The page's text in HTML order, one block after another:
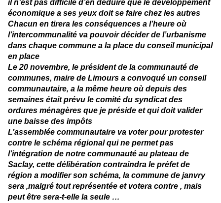
il n’est pas difficile d’en déduire que le développement
économique a ses yeux doit se faire chez les autres
Chacun en tirera les conséquences a l’heure où
l’intercommunalité va pouvoir décider de l’urbanisme
dans chaque commune a la place du conseil municipal
en place
Le 20 novembre, le président de la communauté de
communes, maire de Limours a convoqué un conseil
communautaire, a la même heure où depuis des
semaines était prévu le comité du syndicat des
ordures ménagères que je préside et qui doit valider
une baisse des impôts
L’assemblée communautaire va voter pour protester
contre le schéma régional qui ne permet pas
l’intégration de notre communauté au plateau de
Saclay, cette délibération contraindra le préfet de
région a modifier son schéma, la commune de janvry
sera ,malgré tout représentée et votera contre , mais
peut être sera-t-elle la seule …